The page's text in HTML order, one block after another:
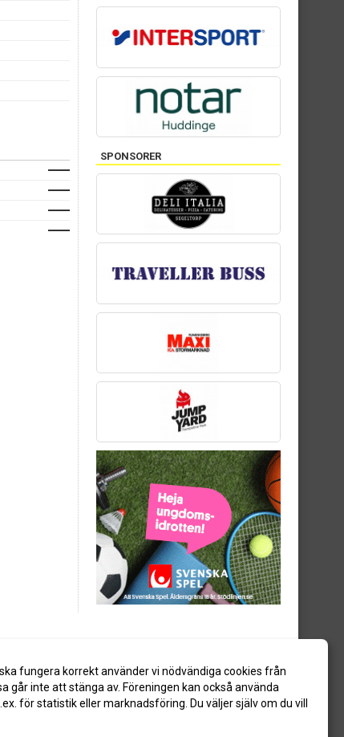
SPONSORER
fungera korrekt använder vi nödvändiga cookies från
går inte att stänga av. Föreningen kan också använda
för statistik eller marknadsföring. Du väljer själv om du vill